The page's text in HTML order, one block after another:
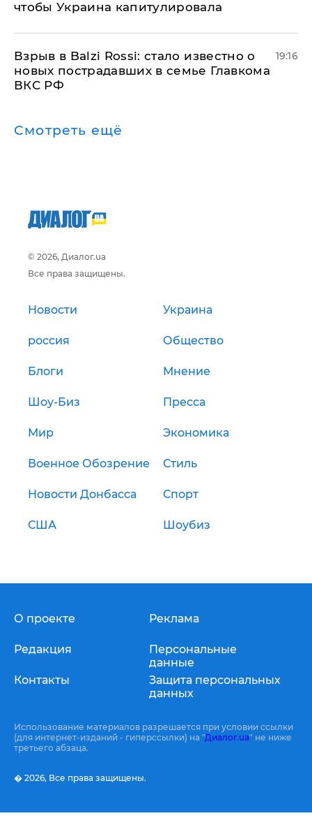
чтобы Украина капитулировала
Взрыв в Balzi Rossi: стало известно о
новых пострадавших в семье Главкома
ВКС РФ
19:16
Смотреть ещё
© 2026, Диалог.ua
Все права защищены.
Новости Украина
россия Общество
Блоги Мнение
Шоу-Биз Пресса
Мир Экономика
Военное Обозрение Стиль
Новости Донбасса Спорт
США Шоубиз
О проекте
Редакция
Контакты
Реклама
Персональные
данные
Защита персональных
данных
Использование материалов разрешается при условии ссылки
(для интернет-изданий - гиперссылки) на "Диалог.ua" не ниже
третьего абзаца.
� 2026, Все права защищены.